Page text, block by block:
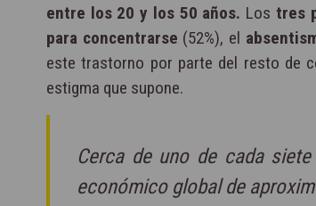
entre los 20 y los 50 años. Los tres
para concentrarse (52%), el
este trastorno por parte del resto de
estigma que supone.
Cerca de uno de cada
económico global de